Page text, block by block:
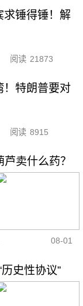
求锤得锤！解
阅读 21873
！特朗普要对
阅读 8915
卖什么药？
08-01
史性协议”